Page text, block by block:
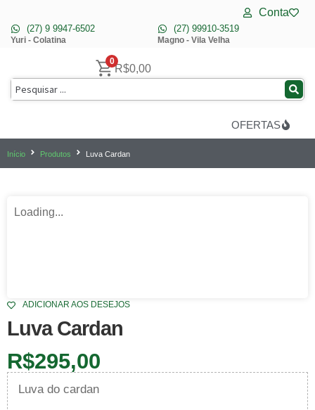
(27) 9 9947-6502
Yuri - Colatina
(27) 99910-3519
Magno - Vila Velha
Conta
0
R$0,00
OFERTAS
Início Produtos Luva Cardan
Loading...
ADICIONAR AOS DESEJOS
Luva Cardan
R$295,00
Luva do cardan